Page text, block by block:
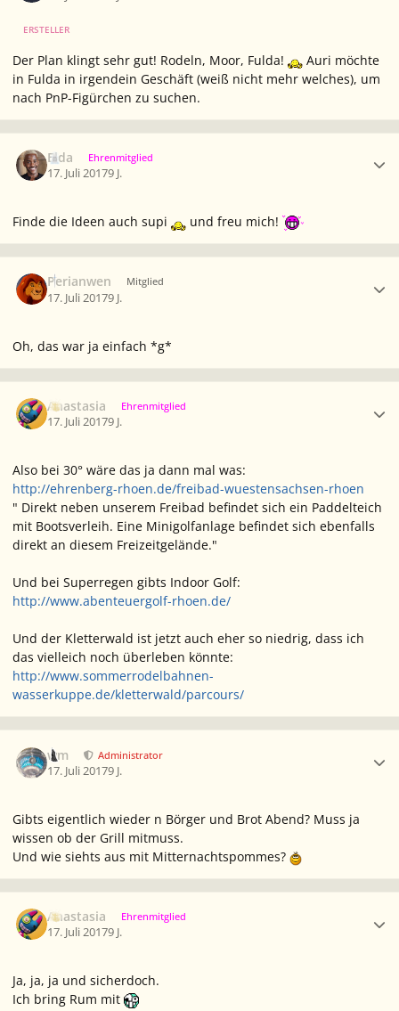
ERSTELLER
Der Plan klingt sehr gut! Rodeln, Moor, Fulda!
Auri möchte
in Fulda in irgendein Geschäft (weiß nicht mehr welches), um
nach PnP-Figürchen zu suchen.
Elda Ehrenmitglied
17. Juli 20179 J.
Finde die Ideen auch supi und freu mich!
Perianwen Mitglied
17. Juli 20179 J.
Oh, das war ja einfach *g*
Anastasia Ehrenmitglied
17. Juli 20179 J.
Also bei 30° wäre das ja dann mal was:
http://ehrenberg-rhoen.de/freibad-wuestensachsen-rhoen
" Direkt neben unserem Freibad befindet sich ein Paddelteich
mit Bootsverleih. Eine Minigolfanlage befindet sich ebenfalls
direkt an diesem Freizeitgelände."
Und bei Superregen gibts Indoor Golf:
http://www.abenteuergolf-rhoen.de/
Und der Kletterwald ist jetzt auch eher so niedrig, dass ich
das vielleich noch überleben könnte:
http://www.sommerrodelbahnen-
wasserkuppe.de/kletterwald/parcours/
wm Administrator
17. Juli 20179 J.
Gibts eigentlich wieder n Börger und Brot Abend? Muss ja
wissen ob der Grill mitmuss.
Und wie siehts aus mit Mitternachtspommes?
Anastasia Ehrenmitglied
17. Juli 20179 J.
Ja, ja, ja und sicherdoch.
Ich bring Rum mit